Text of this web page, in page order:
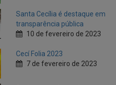
Cecí Folia 2023
7 de fevereiro de 2023
Andamento da creche municipal,
na sede, está em fase Avançada